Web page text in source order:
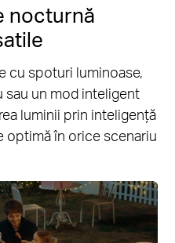
nocturnă
cu spoturi luminoase,
sau un mod inteligent
luminii prin inteligență
optimă în orice scenariu